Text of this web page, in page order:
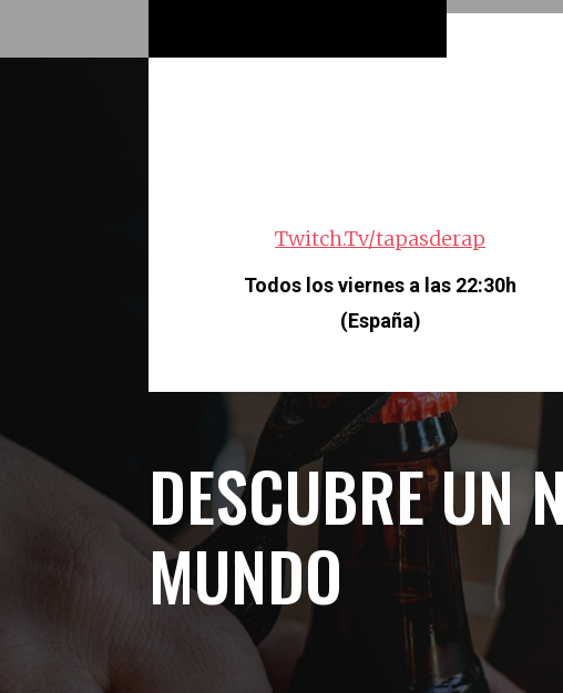
Twitch.Tv/tapasderap
Todos los viernes a las 22:30h
(España)
DESCUBRE UN
MUNDO